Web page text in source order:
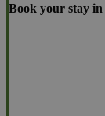
Book your stay